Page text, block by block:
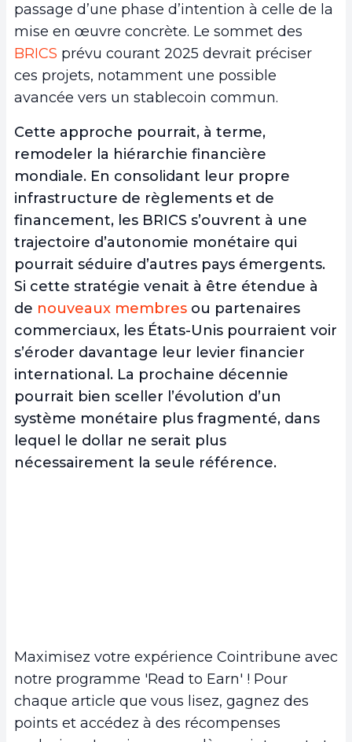
passage d’une phase d’intention à celle de la
mise en œuvre concrète. Le sommet des
BRICS prévu courant 2025 devrait préciser
ces projets, notamment une possible
avancée vers un stablecoin commun.
Cette approche pourrait, à terme,
remodeler la hiérarchie financière
mondiale. En consolidant leur propre
infrastructure de règlements et de
financement, les BRICS s’ouvrent à une
trajectoire d’autonomie monétaire qui
pourrait séduire d’autres pays émergents.
Si cette stratégie venait à être étendue à
de nouveaux membres ou partenaires
commerciaux, les États-Unis pourraient voir
s’éroder davantage leur levier financier
international. La prochaine décennie
pourrait bien sceller l’évolution d’un
système monétaire plus fragmenté, dans
lequel le dollar ne serait plus
nécessairement la seule référence.
Maximisez votre expérience Cointribune avec
notre programme 'Read to Earn' ! Pour
chaque article que vous lisez, gagnez des
points et accédez à des récompenses